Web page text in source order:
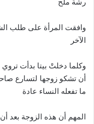
وافقت المرأة على طلب
الآخر
وكلما دخلتْ بيتا بدأت
أن تشكو زوجها لتسارع
ما تفعله النساء عادة
المهم أن هذه الزوجة بعد